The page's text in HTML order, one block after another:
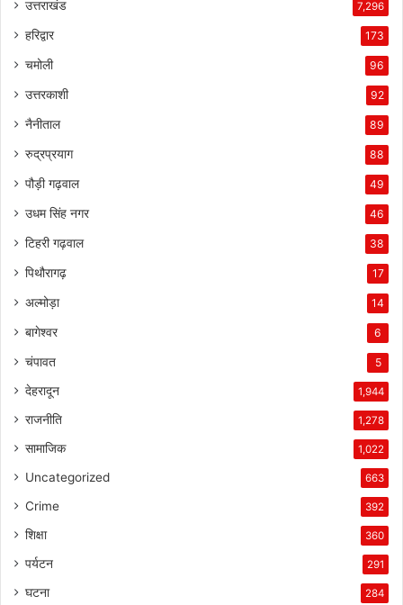
उत्तराखंड 7,296
हरिद्वार 173
चमोली 96
उत्तरकाशी 92
नैनीताल 89
रुद्रप्रयाग 88
पौड़ी गढ़वाल 49
उधम सिंह नगर 46
टिहरी गढ़वाल 38
पिथौरागढ़ 17
अल्मोड़ा 14
बागेश्वर 6
चंपावत 5
देहरादून 1,944
राजनीति 1,278
सामाजिक 1,022
Uncategorized 663
Crime 392
शिक्षा 360
पर्यटन 291
घटना 284